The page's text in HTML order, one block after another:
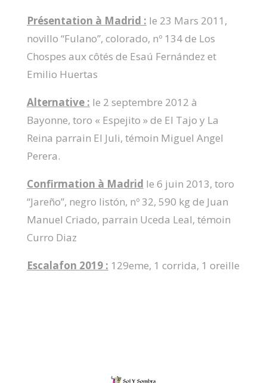
Présentation à Madrid : le 23 Mars 2011,
novillo “Fulano”, colorado, nº 134 de Los
Chospes aux côtés de Esaú Fernández et
Emilio Huertas
Alternative : le 2 septembre 2012 à
Bayonne, toro « Espejito » de El Tajo y La
Reina parrain El Juli, témoin Miguel Angel
Perera.
Confirmation à Madrid le 6 juin 2013, toro
“Jareño”, negro listón, nº 32, 590 kg de Juan
Manuel Criado, parrain Uceda Leal, témoin
Curro Diaz
Escalafon 2019 : 129eme, 1 corrida, 1 oreille